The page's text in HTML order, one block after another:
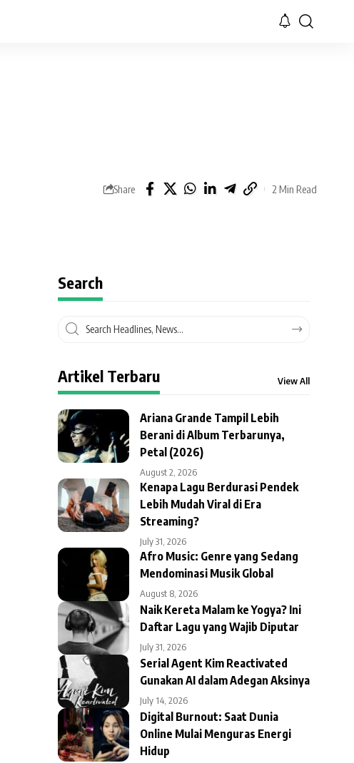
Share 2 Min Read
Search
Artikel Terbaru View All
Ariana Grande Tampil Lebih
Berani di Album Terbarunya,
Petal (2026)
August 2, 2026
Kenapa Lagu Berdurasi Pendek
Lebih Mudah Viral di Era
Streaming?
July 31, 2026
Afro Music: Genre yang Sedang
Mendominasi Musik Global
August 8, 2026
Naik Kereta Malam ke Yogya? Ini
Daftar Lagu yang Wajib Diputar
July 31, 2026
Serial Agent Kim Reactivated
Gunakan AI dalam Adegan Aksinya
July 14, 2026
Digital Burnout: Saat Dunia
Online Mulai Menguras Energi
Hidup